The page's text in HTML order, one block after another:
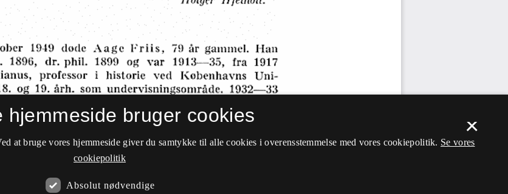
×
hjemmeside bruger cookies
at bruge vores hjemmeside giver du samtykke til alle cookies i overensstemmelse med vores cookiepolitik. Se vores
cookiepolitik
Absolut nødvendige